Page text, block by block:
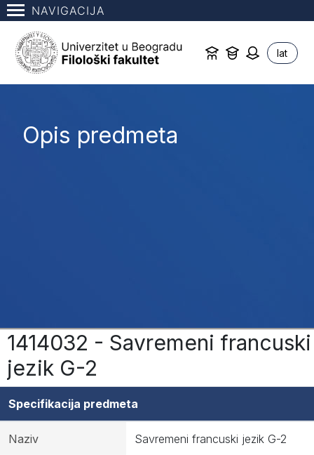
NAVIGACIJA
lat
Opis predmeta
1414032 - Savremeni francuski
jezik G-2
Specifikacija predmeta
Naziv Savremeni francuski jezik G-2